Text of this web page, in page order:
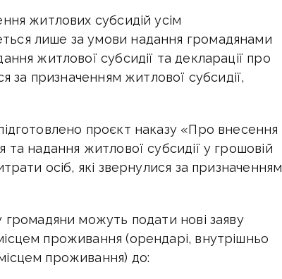
житлових субсидій усім
лише за умови надання громадянами
житлової субсидії та декларації про
за призначенням житлової субсидії,
проєкт наказу «Про внесення
надання житлової субсидії у грошовій
осіб, які звернулися за призначенням
громадяни можуть подати нові заяву
проживання (орендарі, внутрішньо
проживання) до: